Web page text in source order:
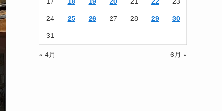
24 25 26 27 28 29 30
31
« 4月 6月 »